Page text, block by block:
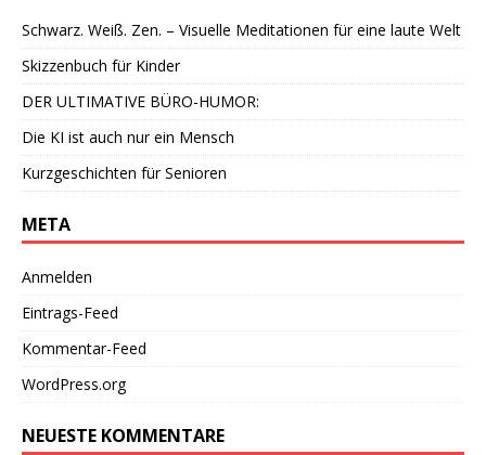
Schwarz. Weiß. Zen. – Visuelle Meditationen für eine laute Welt
Skizzenbuch für Kinder
DER ULTIMATIVE BÜRO-HUMOR:
Die KI ist auch nur ein Mensch
Kurzgeschichten für Senioren
META
Anmelden
Eintrags-Feed
Kommentar-Feed
WordPress.org
NEUESTE KOMMENTARE